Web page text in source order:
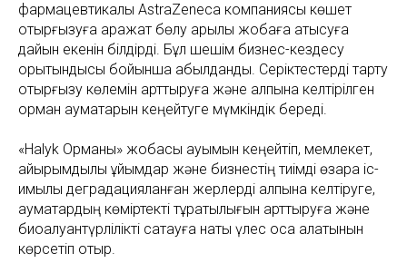
фармацевтикалық AstraZeneca компаниясы көшет
отырғызуға қаражат бөлу арқылы жобаға қатысуға
дайын екенін білдірді. Бұл шешім бизнес-кездесу
қорытындысы бойынша қабылданды. Серіктестерді тарту
отырғызу көлемін арттыруға және қалпына келтірілген
орман аумақтарын кеңейтуге мүмкіндік береді.
«Halyk Орманы» жобасы ауқымын кеңейтіп, мемлекет,
қайырымдылық ұйымдар және бизнестің тиімді өзара іс-
қимылы деградацияланған жерлерді қалпына келтіруге,
аумақтардың көміртекті тұрақтылығын арттыруға және
биоалуантүрлілікті сақтауға нақты үлес қоса алатынын
көрсетіп отыр.